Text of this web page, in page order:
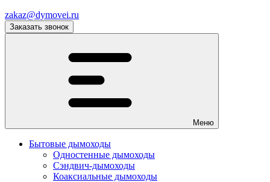
zakaz@dymovei.ru
Заказать звонок
Меню
Бытовые дымоходы
Одностенные дымоходы
Сэндвич-дымоходы
Коаксиальные дымоходы